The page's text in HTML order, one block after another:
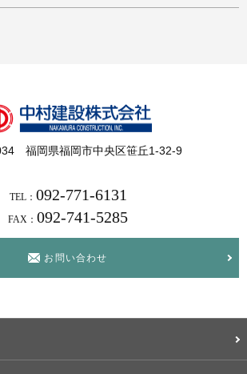
福岡県福岡市中央区笹丘1-32-9
TEL： 092-771-6131
FAX： 092-741-5285
お問い合わせ